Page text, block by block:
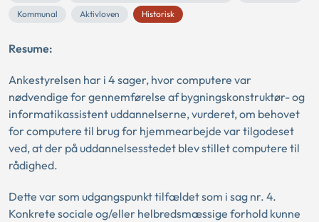
Kommunal
Aktivloven Historisk
Resume:
Ankestyrelsen har i 4 sager, hvor computere var
nødvendige for gennemførelse af bygningskonstruktør- og
informatikassistent uddannelserne, vurderet, om behovet
for computere til brug for hjemmearbejde var tilgodeset
ved, at der på uddannelsesstedet blev stillet computere til
rådighed.
Dette var som udgangspunkt tilfældet som i sag nr. 4.
Konkrete sociale og/eller helbredsmæssige forhold kunne